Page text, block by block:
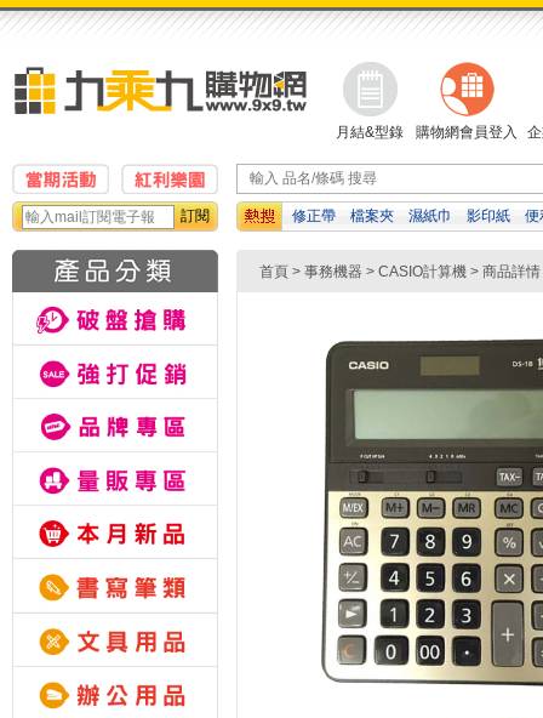
月結&型錄 購物網會員登入
訂閱 修正帶 檔案夾 濕紙巾 影印紙
便
首頁 > 事務機器 > CASIO計算機 > 商品詳情